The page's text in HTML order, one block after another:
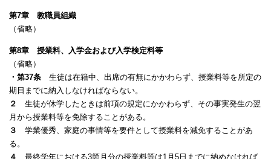
第7章 教職員組織
（省略）
第8章 授業料、入学金および入学検定料等
（省略）
・第37条 生徒は在籍中、出席の有無にかかわらず、授業料等を所定の
期日までに納入しなければならない。
２
生徒が休学したときは前項の規定にかかわらず、その事実発生の翌
月から授業料等を免除することがある。
３
学業優秀、家庭の事情等を要件として授業料を減免することがあ
る。
４
最終学年における3箇月分の授業料等は1月5日までに納めなければ